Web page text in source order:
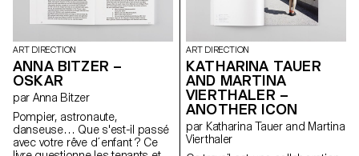
une utilisation plus ludique de la
police.
explorent le lien entre l’espace
physique et l’espace virtuel ;
interface. Ce projet fut une
bonne expérience pour
comprendre toutes les étapes
de la création d’un magazine :
de sa conception à sa
production.
ART DIRECTION
ANNA BITZER –
OSKAR
par Anna Bitzer
Pompier, astronaute,
danseuse… Que s'est-il passé
avec votre rêve d´enfant ? Ce
ART DIRECTION
KATHARINA TAUER
AND MARTINA
VIERTHALER –
ANOTHER ICON
par Katharina Tauer and Martina
Vierthaler